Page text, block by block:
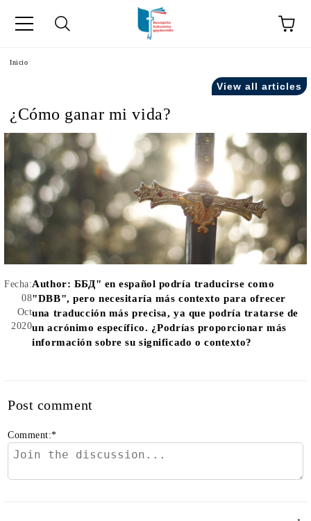
Inicio
View all articles
¿Cómo ganar mi vida?
Fecha:
08
Oct
2020
Author: ББД" en español podría traducirse como
"DBB", pero necesitaría más contexto para ofrecer
una traducción más precisa, ya que podría tratarse de
un acrónimo específico. ¿Podrías proporcionar más
información sobre su significado o contexto?
Post comment
Comment:*